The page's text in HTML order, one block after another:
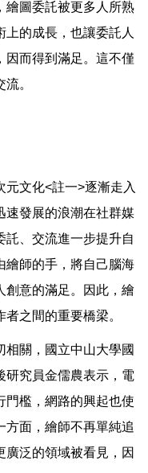
繪圖委託被更多人所熟
的成長，也讓委託人
因而得到滿足。這不僅
。
文化<註一>逐漸走入
速發展的浪潮在社群媒
託、交流進一步提升自
繪師的手，將自己腦海
創意的滿足。因此，繪
之間的重要橋梁。
相關，國立中山大學國
研究員金儒農表示，電
門檻，網路的興起也使
方面，繪師不再單純追
泛的領域被看見，因